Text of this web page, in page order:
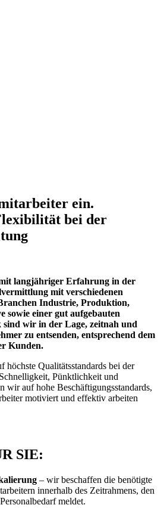
ein.
bei der
langjähriger Erfahrung in der
mit verschiedenen
Industrie, Produktion,
sowie einer gut aufgebauten
wir in der Lage, zeitnah und
zu entsenden, entsprechend dem
Kunden.
höchste Qualitätsstandards bei der
Pünktlichkeit und
wir auf hohe Beschäftigungsstandards,
motiviert und effektiv arbeiten
SIE:
– wir beschaffen die benötigte
innerhalb des Zeitrahmens, den
meldet.